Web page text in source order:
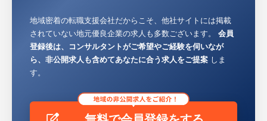
地域密着の転職支援会社だからこそ、他社サイトには掲載
されていない地元優良企業の求人も多数ございます。 会員
登録後は、コンサルタントがご希望やご経験を伺いなが
ら、非公開求人も含めてあなたに合う求人をご提案 しま
す。